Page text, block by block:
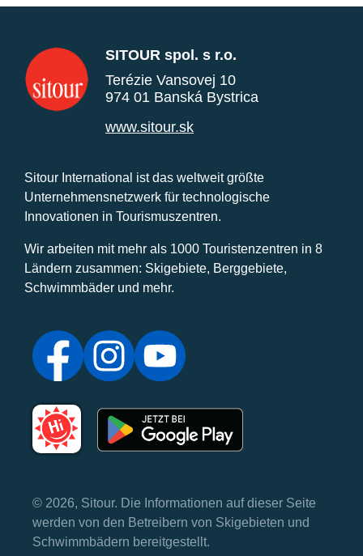
SITOUR spol. s r.o.
Terézie Vansovej 10
974 01 Banská Bystrica
www.sitour.sk
Sitour International ist das weltweit größte
Unternehmensnetzwerk für technologische
Innovationen in Tourismuszentren.
Wir arbeiten mit mehr als 1000 Touristenzentren in 8
Ländern zusammen: Skigebiete, Berggebiete,
Schwimmbäder und mehr.
© 2026, Sitour. Die Informationen auf dieser Seite
werden von den Betreibern von Skigebieten und
Schwimmbädern bereitgestellt.